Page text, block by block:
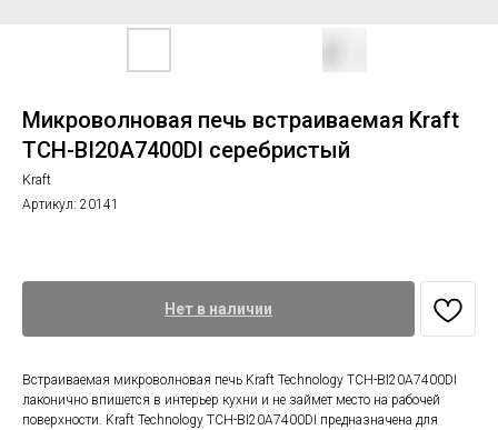
Микроволновая печь встраиваемая Kraft
TCH-BI20A7400DI серебристый
Kraft
Артикул: 20141
Нет в наличии
Встраиваемая микроволновая печь Kraft Technology TCH-BI20A7400DI
лаконично впишется в интерьер кухни и не займет место на рабочей
поверхности. Kraft Technology TCH-BI20A7400DI предназначена для